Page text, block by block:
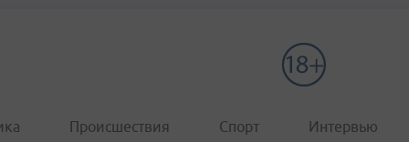
Происшествия Спорт Интервью